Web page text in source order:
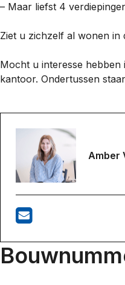
– Maar liefst 4
Ziet u zichzelf al wonen in
Mocht u interesse
kantoor. Ondertussen
Amber